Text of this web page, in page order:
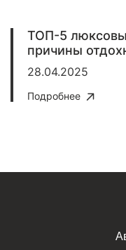
ТОП-5
причины
28.04.2025
Подробнее